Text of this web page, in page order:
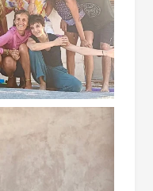
per ricevere